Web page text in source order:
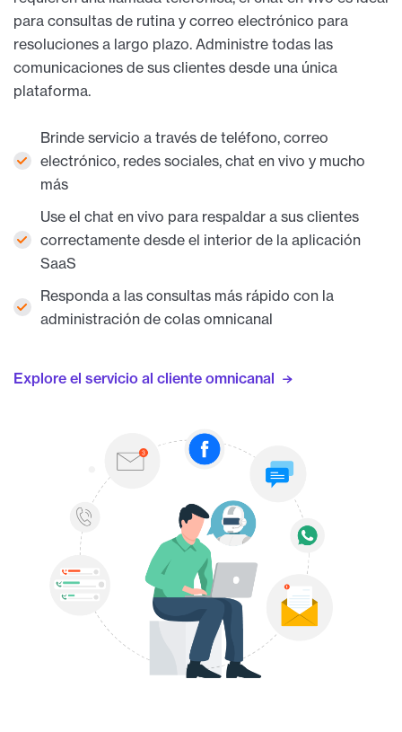
para consultas de rutina y correo electrónico para
resoluciones a largo plazo. Administre todas las
comunicaciones de sus clientes desde una única
plataforma.
Brinde servicio a través de teléfono, correo
electrónico, redes sociales, chat en vivo y mucho
más
Use el chat en vivo para respaldar a sus clientes
correctamente desde el interior de la aplicación
SaaS
Responda a las consultas más rápido con la
administración de colas omnicanal
Explore el servicio al cliente omnicanal